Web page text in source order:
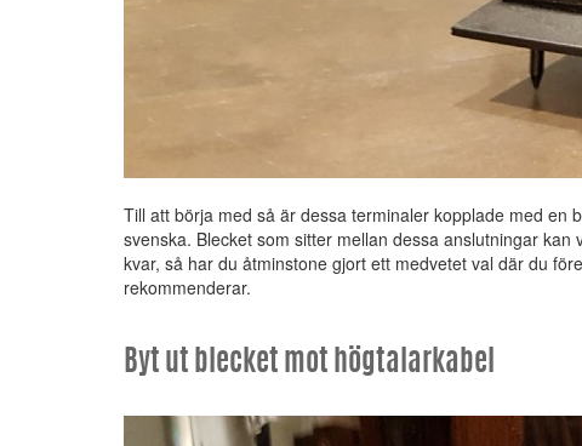
Till att börja med så är dessa terminaler kopplade med en
svenska. Blecket som sitter mellan dessa anslutningar
kvar, så har du åtminstone gjort ett medvetet val där du
rekommenderar.
Byt ut blecket mot högtalarkabel